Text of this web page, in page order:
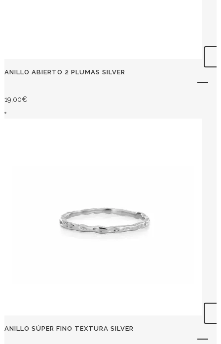
ANILLO ABIERTO 2 PLUMAS SILVER
19,00€
ANILLO SÚPER FINO TEXTURA SILVER